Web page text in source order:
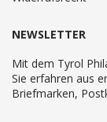
NEWSLETTER
Mit dem Tyrol
Sie erfahren aus
Briefmarken,